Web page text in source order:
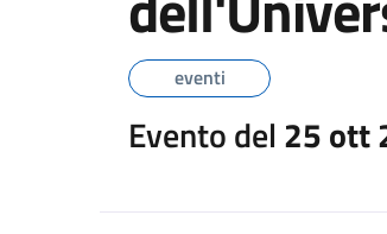
eventi
Evento del 25 ott